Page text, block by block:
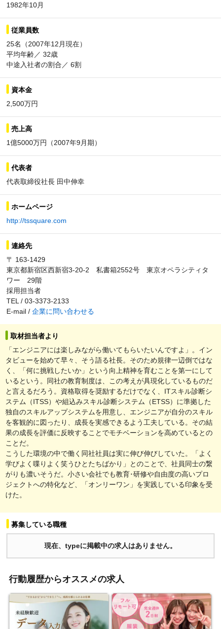
1982年10月
従業員数
25名（2007年12月現在）
平均年齢／ 32歳
中途入社者の割合／ 6割
資本金
2,500万円
売上高
1億5000万円（2007年9月期）
代表者
代表取締役社長 田中伸幸
ホームページ
http://tssquare.com
連絡先
〒 163-1429
東京都新宿区西新宿3-20-2 私書箱2552号 東京オペラシティタ
ワー 29階
採用担当者
TEL / 03-3373-2133
E-mail / 企業に問い合わせる
取材担当者より
「エンジニアには楽しみながら働いてもらいたいんですよ」。イン
タビューを始めて早々、そう語る社長。そのため規律一辺倒ではな
く、「何に挑戦したいか」という向上精神を育むことを第一にして
いるという。同社の教育制度は、この考えが具現化しているものだ
と言えるだろう。資格取得を奨励するだけでなく、ITスキル診断シ
ステム（ITSS）や組込みスキル診断システム（ETSS）に準拠した
独自のスキルアップシステムを用意し、エンジニアが自分のスキル
を客観的に図ったり、成長を実感できるよう工夫している。その結
果の成長を評価に反映することでモチベーションを高めているとの
ことだ。
こうした環境の中で働く同社社員は実に伸び伸びしていた。「よく
学びよく喋りよく笑うひとたちばかり」とのことで、社員同士の繋
がりも濃いそうだ。小さい会社でも教育･研修や自由度の高いプロ
ジェクトへの特化など、「オンリーワン」を実践している印象を受
けた。
募集している職種
現在、typeに掲載中の求人はありません。
行動履歴からオススメの求人